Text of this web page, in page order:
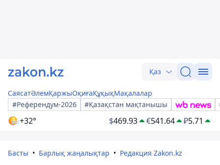
Қаз
СаясатӘлемҚаржыОқиғаҚұқықМақалалар
#Референдум-2026
#Қазақстан мақтанышы
+32° $469.93 €541.64 ₽5.71
Басты Барлық жаңалықтар Редакция Zakon.kz